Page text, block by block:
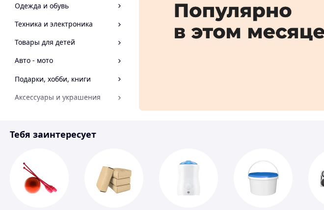
Одежда и обувь
Техника и электроника
Товары для детей
Авто - мото
Подарки, хобби, книги
Аксессуары и украшения
Спорт и отдых
Тебя заинтересует